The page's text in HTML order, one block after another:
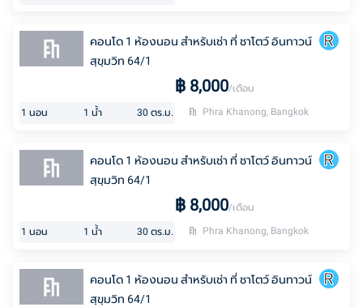
คอนโด 1 ห้องนอน สำหรับเช่า ที่ ชาโตว์ อินทาวน์
สุขุมวิท 64/1
฿ 8,000/เดือน
1 นอน 1 น้ำ 30 ตร.ม. Phra Khanong, Bangkok
คอนโด 1 ห้องนอน สำหรับเช่า ที่ ชาโตว์ อินทาวน์
สุขุมวิท 64/1
฿ 8,000/เดือน
1 นอน 1 น้ำ 30 ตร.ม. Phra Khanong, Bangkok
คอนโด 1 ห้องนอน สำหรับเช่า ที่ ชาโตว์ อินทาวน์
สุขุมวิท 64/1